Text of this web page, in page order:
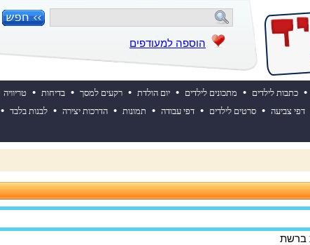
הוספה למעודפים
• כתבות לילדים • מתכונים לילדים • יום הולדת • רקעים למסך • בדיחות • טריוויה
דפי צביעה • סרטים לילדים • דפי עבודה • תמונות • הדרכות יצירה • לבנות בלבד •
ההולדת של אייקיד! למעבר לאתר לחצו כאן
ברשת